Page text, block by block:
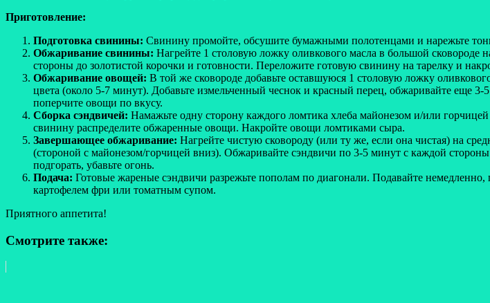
Приготовление:
Подготовка свинины: Свинину промойте, обсушите бумажными полотенцами и нарежьте
Обжаривание свинины: Нагрейте 1 столовую ложку оливкового масла в большой
стороны до золотистой корочки и готовности. Переложите готовую свинину на тарелку и
Обжаривание овощей: В той же сковороде добавьте оставшуюся 1 столовую ложку
цвета (около 5-7 минут). Добавьте измельченный чеснок и красный перец, обжаривайте еще
поперчите овощи по вкусу.
Сборка сэндвичей: Намажьте одну сторону каждого ломтика хлеба майонезом и/или
свинину распределите обжаренные овощи. Накройте овощи ломтиками сыра.
Завершающее обжаривание: Нагрейте чистую сковороду (или ту же, если она чистая) на
(стороной с майонезом/горчицей вниз). Обжаривайте сэндвичи по 3-5 минут с каждой
подгорать, убавьте огонь.
Подача: Готовые жареные сэндвичи разрежьте пополам по диагонали. Подавайте
картофелем фри или томатным супом.
Приятного аппетита!
Смотрите также: